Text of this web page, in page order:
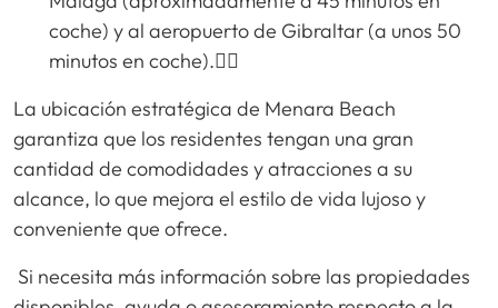
coche) y al aeropuerto de Gibraltar (a unos 50
minutos en coche).
La ubicación estratégica de Menara Beach
garantiza que los residentes tengan una gran
cantidad de comodidades y atracciones a su
alcance, lo que mejora el estilo de vida lujoso y
conveniente que ofrece.
Si necesita más información sobre las propiedades